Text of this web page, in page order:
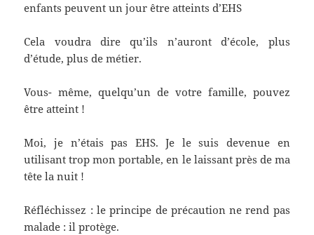
enfants peuvent un jour être atteints d’EHS
Cela voudra dire qu’ils n’auront d’école, plus
d’étude, plus de métier.
Vous- même, quelqu’un de votre famille, pouvez
être atteint !
Moi, je n’étais pas EHS. Je le suis devenue en
utilisant trop mon portable, en le laissant près de ma
tête la nuit !
Réfléchissez : le principe de précaution ne rend pas
malade : il protège.